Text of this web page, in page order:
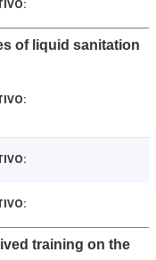
of liquid sanitation
training on the